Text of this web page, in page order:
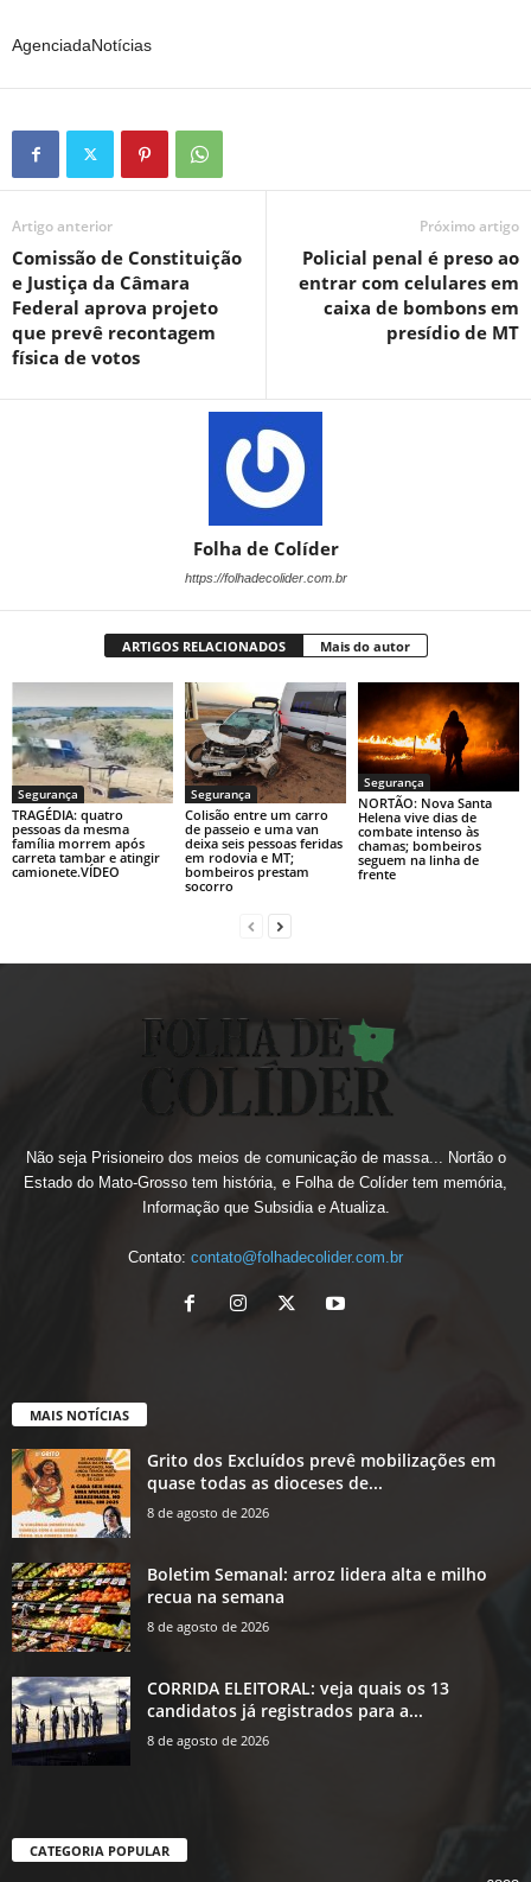
AgenciadaNotícias
Artigo anterior
Comissão de Constituição
e Justiça da Câmara
Federal aprova projeto
que prevê recontagem
física de votos
Próximo artigo
Policial penal é preso ao
entrar com celulares em
caixa de bombons em
presídio de MT
Folha de Colíder
https://folhadecolider.com.br
ARTIGOS RELACIONADOS Mais do autor
Segurança
TRAGÉDIA: quatro
pessoas da mesma
família morrem após
carreta tambar e atingir
camionete.VÍDEO
Segurança
Colisão entre um carro
de passeio e uma van
deixa seis pessoas feridas
em rodovia e MT;
bombeiros prestam
socorro
Segurança
NORTÃO: Nova Santa
Helena vive dias de
combate intenso às
chamas; bombeiros
seguem na linha de
frente
Não seja Prisioneiro dos meios de comunicação de massa... Nortão o
Estado do Mato-Grosso tem história, e Folha de Colíder tem memória,
Informação que Subsidia e Atualiza.
Contato: contato@folhadecolider.com.br
MAIS NOTÍCIAS
Grito dos Excluídos prevê mobilizações em
quase todas as dioceses de...
8 de agosto de 2026
Boletim Semanal: arroz lidera alta e milho
recua na semana
8 de agosto de 2026
CORRIDA ELEITORAL: veja quais os 13
candidatos já registrados para a...
8 de agosto de 2026
CATEGORIA POPULAR